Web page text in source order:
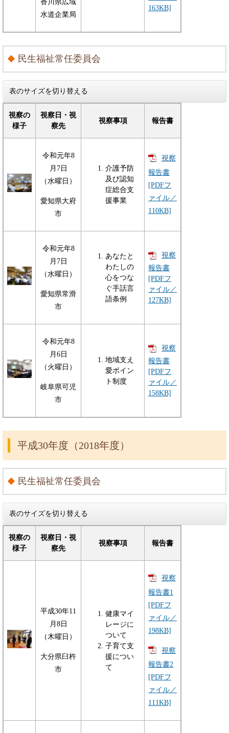
香川県広域
水道企業局
163KB]
民生福祉常任委員会
表のサイズを切り替える
視察の
様子
視察日・視
察先
視察事項 報告書
令和元年8
月7日
（水曜日）
愛知県大府
市
介護予防
及び認知
症総合支
援事業
視察
報告書
[PDFフ
ァイル／
110KB]
令和元年8
月7日
（水曜日）
愛知県常滑
市
あなたと
わたしの
心をつな
ぐ手話言
語条例
視察
報告書
[PDFフ
ァイル／
127KB]
令和元年8
月6日
（火曜日）
岐阜県可児
市
地域支え
愛ポイン
ト制度
視察
報告書
[PDFフ
ァイル／
158KB]
平成30年度（2018年度）
民生福祉常任委員会
表のサイズを切り替える
視察の
様子
視察日・視
察先
視察事項 報告書
平成30年11
月8日
（木曜日）
大分県臼杵
市
健康マイ
レージに
ついて
子育て支
援につい
て
視察
報告書1
[PDFフ
ァイル／
198KB]
視察
報告書2
[PDFフ
ァイル／
111KB]